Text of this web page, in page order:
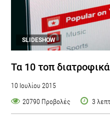
SLIDESHOW
Τα 10 τοπ
10 Ιουλίου 2015
20790 Προβολές
3